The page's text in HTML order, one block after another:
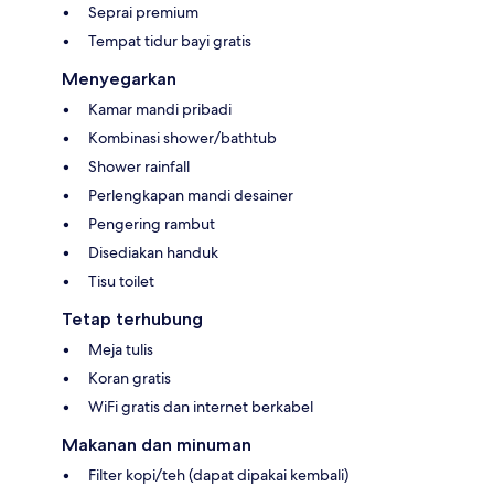
Seprai premium
Tempat tidur bayi gratis
Menyegarkan
Kamar mandi pribadi
Kombinasi shower/bathtub
Shower rainfall
Perlengkapan mandi desainer
Pengering rambut
Disediakan handuk
Tisu toilet
Tetap terhubung
Meja tulis
Koran gratis
WiFi gratis dan internet berkabel
Makanan dan minuman
Filter kopi/teh (dapat dipakai kembali)